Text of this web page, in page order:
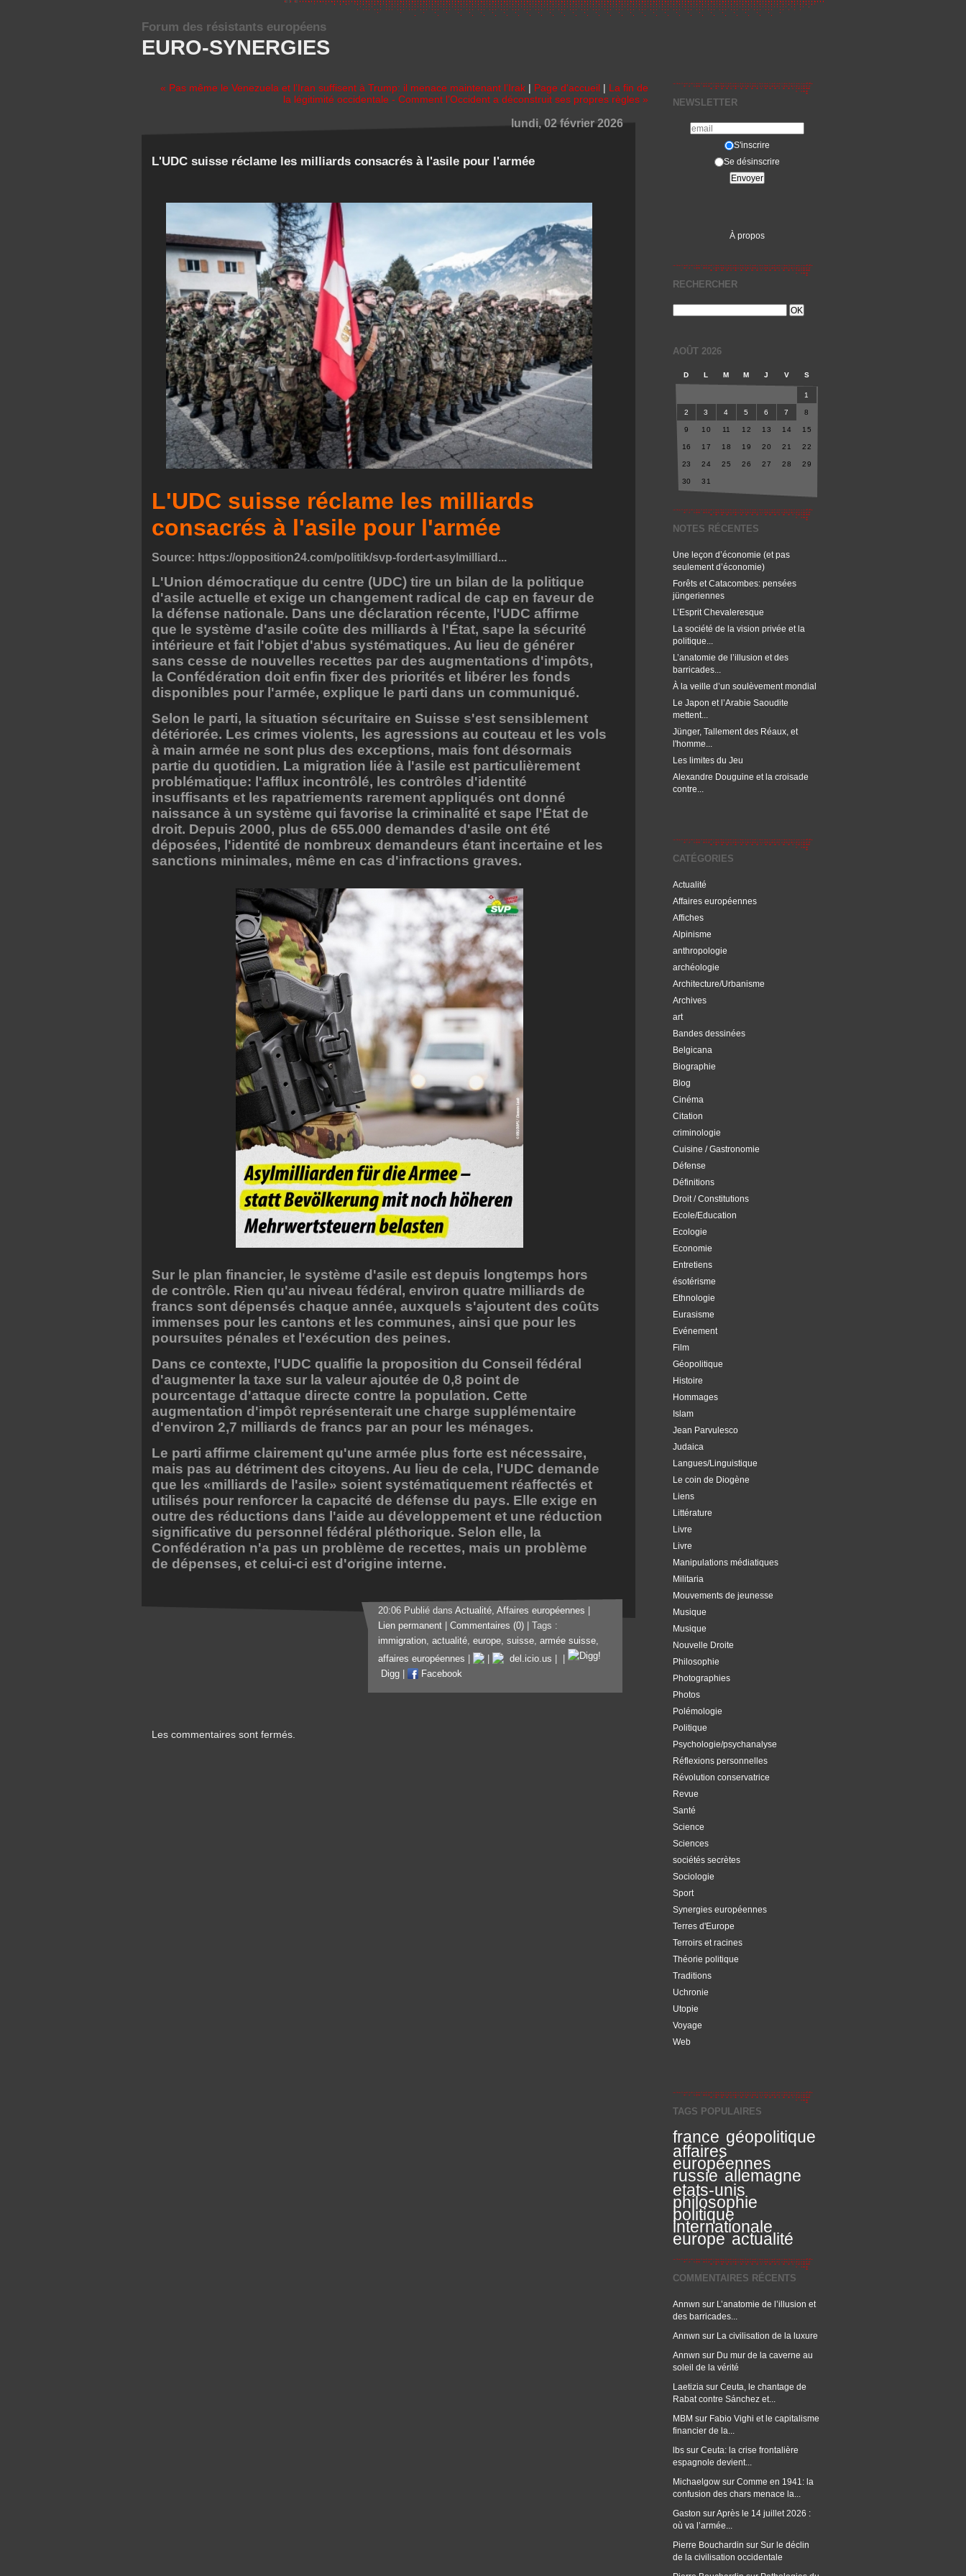
EURO-SYNERGIES
Forum des résistants européens
NEWSLETTER
S'inscrire
Se désinscrire
À propos
RECHERCHER
AOÛT 2026
D L M M J V S
1
2 3 4 5 6 7 8
9 10 11 12 13 14 15
16 17 18 19 20 21 22
23 24 25 26 27 28 29
30 31
NOTES RÉCENTES
Une leçon d’économie (et pas
seulement d’économie)
Forêts et Catacombes: pensées
jüngeriennes
L’Esprit Chevaleresque
La société de la vision privée et la
politique...
L’anatomie de l’illusion et des
barricades...
À la veille d’un soulèvement mondial
Le Japon et l’Arabie Saoudite
mettent...
Jünger, Tallement des Réaux, et
l'homme...
Les limites du Jeu
Alexandre Douguine et la croisade
contre...
CATÉGORIES
Actualité
Affaires européennes
Affiches
Alpinisme
anthropologie
archéologie
Architecture/Urbanisme
Archives
art
Bandes dessinées
Belgicana
Biographie
Blog
Cinéma
Citation
criminologie
Cuisine / Gastronomie
Défense
Définitions
Droit / Constitutions
Ecole/Education
Ecologie
Economie
Entretiens
ésotérisme
Ethnologie
Eurasisme
Evénement
Film
Géopolitique
Histoire
Hommages
Islam
Jean Parvulesco
Judaica
Langues/Linguistique
Le coin de Diogène
Liens
Littérature
Livre
Livre
Manipulations médiatiques
Militaria
Mouvements de jeunesse
Musique
Musique
Nouvelle Droite
Philosophie
Photographies
Photos
Polémologie
Politique
Psychologie/psychanalyse
Réflexions personnelles
Révolution conservatrice
Revue
Santé
Science
Sciences
sociétés secrètes
Sociologie
Sport
Synergies européennes
Terres d'Europe
Terroirs et racines
Théorie politique
Traditions
Uchronie
Utopie
Voyage
Web
TAGS POPULAIRES
france géopolitique
affaires
européennes
russie allemagne
etats-unis
philosophie
politique
internationale
europe actualité
COMMENTAIRES RÉCENTS
Annwn sur L’anatomie de l’illusion et
des barricades...
Annwn sur La civilisation de la luxure
Annwn sur Du mur de la caverne au
soleil de la vérité
Laetizia sur Ceuta, le chantage de
Rabat contre Sánchez et...
MBM sur Fabio Vighi et le capitalisme
financier de la...
lbs sur Ceuta: la crise frontalière
espagnole devient...
Michaelgow sur Comme en 1941: la
confusion des chars menace la...
Gaston surAprès le 14 juillet 2026 :
où va l’armée...
Pierre Bouchardin sur Sur le déclin
de la civilisation occidentale
« Pas même le Venezuela et l’Iran suffisent à Trump: il menace maintenant l’Irak | Page d'accueil | La fin de
la légitimité occidentale - Comment l’Occident a déconstruit ses propres règles »
lundi, 02 février 2026
L'UDC suisse réclame les milliards consacrés à l'asile pour l'armée
L'UDC suisse réclame les milliards
consacrés à l'asile pour l'armée
Source: https://opposition24.com/politik/svp-fordert-asylmilliard...
L'Union démocratique du centre (UDC) tire un bilan de la politique
d'asile actuelle et exige un changement radical de cap en faveur de
la défense nationale. Dans une déclaration récente, l'UDC affirme
que le système d'asile coûte des milliards à l'État, sape la sécurité
intérieure et fait l'objet d'abus systématiques. Au lieu de générer
sans cesse de nouvelles recettes par des augmentations d'impôts,
la Confédération doit enfin fixer des priorités et libérer les fonds
disponibles pour l'armée, explique le parti dans un communiqué.
Selon le parti, la situation sécuritaire en Suisse s'est sensiblement
détériorée. Les crimes violents, les agressions au couteau et les vols
à main armée ne sont plus des exceptions, mais font désormais
partie du quotidien. La migration liée à l'asile est particulièrement
problématique: l'afflux incontrôlé, les contrôles d'identité
insuffisants et les rapatriements rarement appliqués ont donné
naissance à un système qui favorise la criminalité et sape l'État de
droit. Depuis 2000, plus de 655.000 demandes d'asile ont été
déposées, l'identité de nombreux demandeurs étant incertaine et les
sanctions minimales, même en cas d'infractions graves.
Sur le plan financier, le système d'asile est depuis longtemps hors
de contrôle. Rien qu'au niveau fédéral, environ quatre milliards de
francs sont dépensés chaque année, auxquels s'ajoutent des coûts
immenses pour les cantons et les communes, ainsi que pour les
poursuites pénales et l'exécution des peines.
Dans ce contexte, l'UDC qualifie la proposition du Conseil fédéral
d'augmenter la taxe sur la valeur ajoutée de 0,8 point de
pourcentage d'attaque directe contre la population. Cette
augmentation d'impôt représenterait une charge supplémentaire
d'environ 2,7 milliards de francs par an pour les ménages.
Le parti affirme clairement qu'une armée plus forte est nécessaire,
mais pas au détriment des citoyens. Au lieu de cela, l'UDC demande
que les «milliards de l'asile» soient systématiquement réaffectés et
utilisés pour renforcer la capacité de défense du pays. Elle exige en
outre des réductions dans l'aide au développement et une réduction
significative du personnel fédéral pléthorique. Selon elle, la
Confédération n'a pas un problème de recettes, mais un problème
de dépenses, et celui-ci est d'origine interne.
20:06 Publié dans Actualité, Affaires européennes
Lien permanent
Commentaires (0) | Tags :
immigration, actualité, europe, suisse, armée suisse,
affaires européennes
del.icio.us
Digg
Facebook
Les commentaires sont fermés.